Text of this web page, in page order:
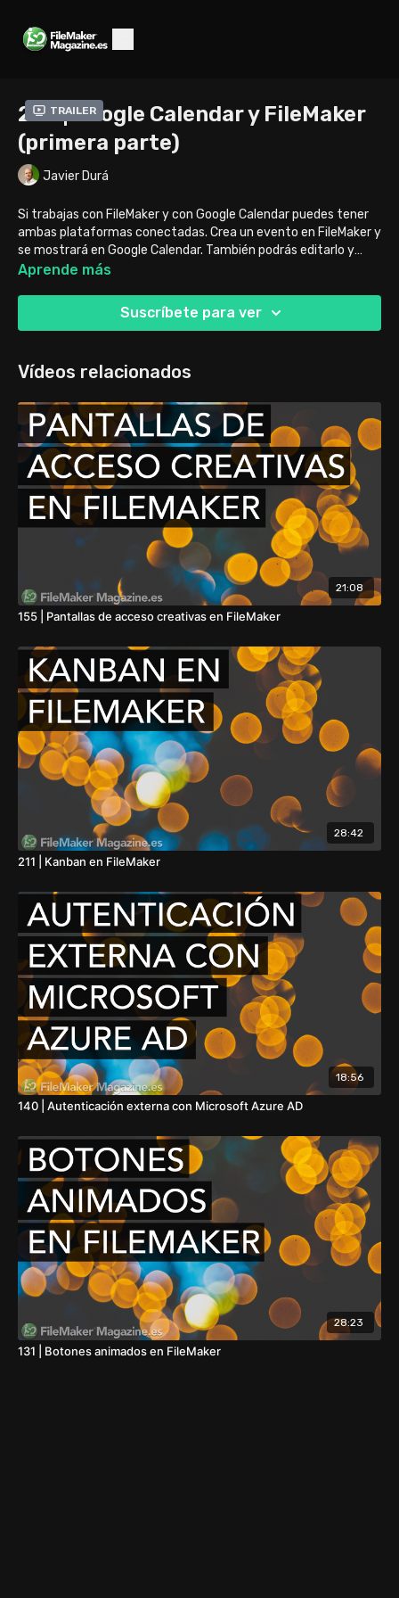
Trailer
202 | Google Calendar y FileMaker
(primera parte)
Javier Durá
Si trabajas con FileMaker y con Google Calendar puedes tener
ambas plataformas conectadas. Crea un evento en FileMaker y
se mostrará en Google Calendar. También podrás editarlo y
borrarlo. En este vídeo tienes todo lo necesario para preparar la
Aprende más
Suscríbete para ver
Vídeos relacionados
21:08
155 | Pantallas de acceso creativas en FileMaker
28:42
211 | Kanban en FileMaker
18:56
140 | Autenticación externa con Microsoft Azure AD
28:23
131 | Botones animados en FileMaker